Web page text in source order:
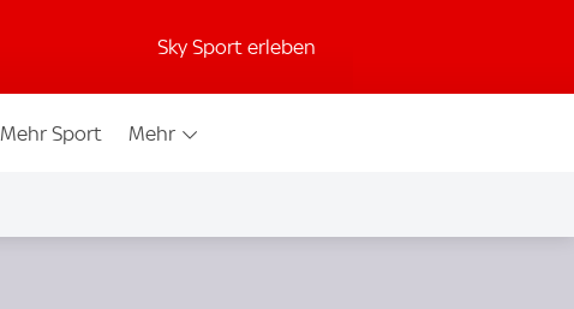
Sky Sport erleben
Mehr Sport Mehr